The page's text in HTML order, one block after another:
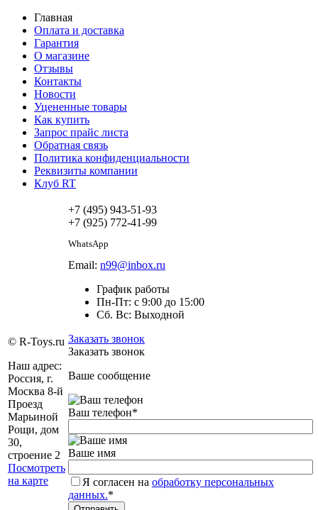
Главная
Оплата и доставка
Гарантия
О магазине
Отзывы
Контакты
Новости
Уцененные товары
Как купить
Запрос прайс листа
Обратная связь
Политика конфиденциальности
Реквизиты компании
Клуб RT
© R-Toys.ru
Наш адрес:
Россия, г.
Москва 8-й
Проезд
Марьиной
Рощи, дом
30,
строение 2
Посмотреть
на карте
+7 (495) 943-51-93
+7 (925) 772-41-99
WhatsApp
Email: n99@inbox.ru
График работы
Пн-Пт: с 9:00 до 15:00
Сб. Вс: Выходной
Заказать звонок
Заказать звонок
Ваше сообщение
Ваш телефон*
Ваше имя
Я согласен на обработку персональных
данных.*